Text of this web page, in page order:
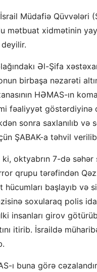
Müdafiə Qüvvələri
mətbuat xidmətinin
Əl-Şifa
birbaşa nəzarəti
HƏMAS-ın
fəaliyyət göstərdiyinə
sonra saxlanılıb və
ŞABAK-a təhvil
ki, oktyabrın 7-də səhər
qrupu tərəfindən
hücumları başlayıb və
soxularaq polis
insanları girov
itirib. İsraildə
ı buna görə